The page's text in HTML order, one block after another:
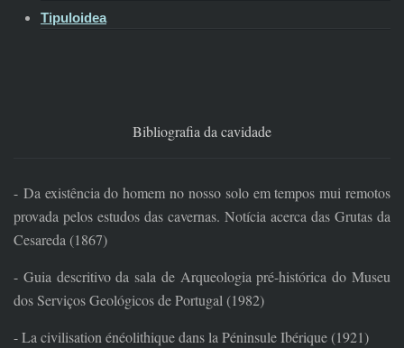
Tipuloidea
Bibliografia da cavidade
- Da existência do homem no nosso solo em tempos mui remotos
provada pelos estudos das cavernas. Notícia acerca das Grutas da
Cesareda (1867)
- Guia descritivo da sala de Arqueologia pré-histórica do Museu
dos Serviços Geológicos de Portugal (1982)
- La civilisation énéolithique dans la Péninsule Ibérique (1921)